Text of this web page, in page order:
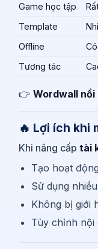
Game học tập
Template
Offline
Có
Tương tác
👉 Wordwall nổi
🔥 Lợi ích khi
Khi nâng cấp tài
Tạo hoạt
Sử dụng
Không bị giới
Tùy chỉnh nội